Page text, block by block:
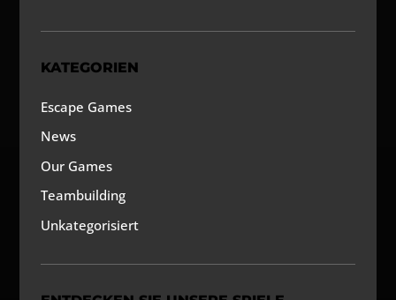
KATEGORIEN
Escape Games
News
Our Games
Teambuilding
Unkategorisiert